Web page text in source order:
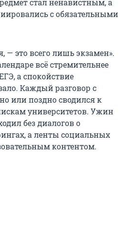
с обязательными
— это всего лишь экзамен».
всё стремительнее
а спокойствие
Каждый разговор с
или поздно сводился к
университетов. Ужин
без диалогов о
а ленты социальных
контентом.